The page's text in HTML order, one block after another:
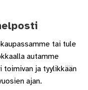
tai tule
autamme
toimivan ja tyylikkään
ajan.